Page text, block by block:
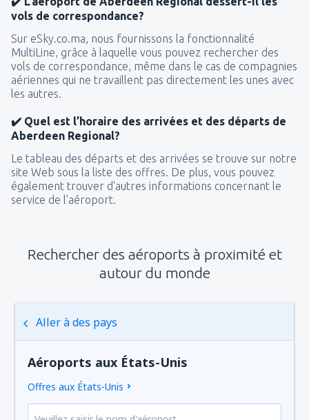
vols de correspondance?
Sur eSky.co.ma, nous fournissons la fonctionnalité
MultiLine, grâce à laquelle vous pouvez rechercher des
vols de correspondance, même dans le cas de compagnies
aériennes qui ne travaillent pas directement les unes avec
les autres.
✔️ Quel est l’horaire des arrivées et des départs de
Aberdeen Regional?
Le tableau des départs et des arrivées se trouve sur notre
site Web sous la liste des offres. De plus, vous pouvez
également trouver d'autres informations concernant le
service de l'aéroport.
Rechercher des aéroports à proximité et
autour du monde
Aller à des pays
Aéroports aux États-Unis
Offres aux États-Unis